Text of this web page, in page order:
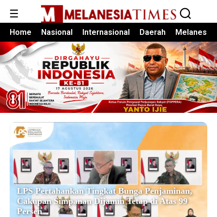
☰
Home Nasional Internasional Daerah Melanesia
LPS Pertahankan Tingkat Bunga Penjaminan,
Cakupan Simpanan Dijamin Tetap di Atas 99
Persen